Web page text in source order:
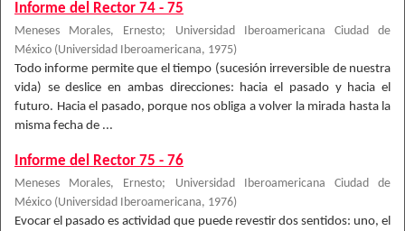
Informe del Rector 74 - 75
Meneses Morales, Ernesto;
Universidad Iberoamericana Ciudad de
México (Universidad Iberoamericana, 1975)
Todo informe permite que el tiempo (sucesión irreversible de nuestra
vida) se deslice en ambas direcciones: hacia el pasado y hacia el
futuro. Hacia el pasado, porque nos obliga a volver la mirada hasta la
misma fecha de ...
Informe del Rector 75 - 76
Meneses Morales, Ernesto;
Universidad Iberoamericana Ciudad de
México (Universidad Iberoamericana, 1976)
Evocar el pasado es actividad que puede revestir dos sentidos: uno, el